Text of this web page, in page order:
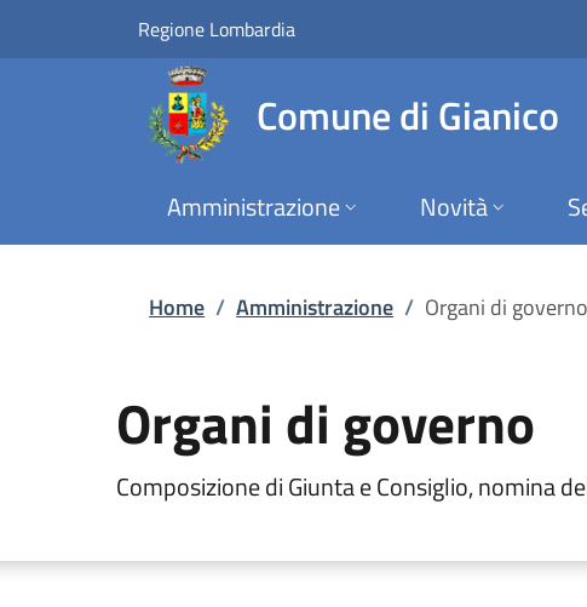
Vai al contenuto principale
Organi di governo |
Regione Lombardia
Comune di Gianico
Amministrazione Novità
Home / Amministrazione / Organi di governo
Organi di governo
Composizione di Giunta e Consiglio, nomina